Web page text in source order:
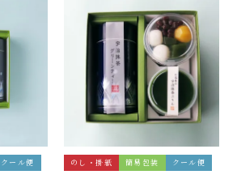
クール便 のし・掛紙 簡易包装 クール便